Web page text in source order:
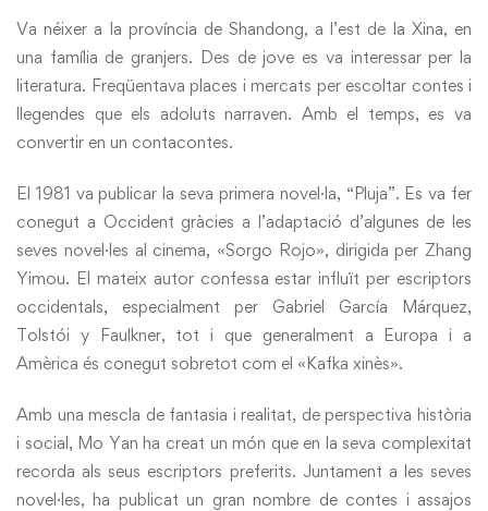
Va néixer a la província de Shandong, a l’est de la Xina, en
una família de granjers. Des de jove es va interessar per la
literatura. Freqüentava places i mercats per escoltar contes i
llegendes que els adoluts narraven. Amb el temps, es va
convertir en un contacontes.
El 1981 va publicar la seva primera novel·la, “Pluja”. Es va fer
conegut a Occident gràcies a l’adaptació d’algunes de les
seves novel·les al cinema, «Sorgo Rojo», dirigida per Zhang
Yimou. El mateix autor confessa estar influït per escriptors
occidentals, especialment per Gabriel García Márquez,
Tolstói y Faulkner, tot i que generalment a Europa i a
Amèrica és conegut sobretot com el «Kafka xinès».
Amb una mescla de fantasia i realitat, de perspectiva història
i social, Mo Yan ha creat un món que en la seva complexitat
recorda als seus escriptors preferits. Juntament a les seves
novel·les, ha publicat un gran nombre de contes i assajos